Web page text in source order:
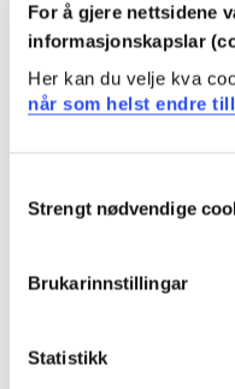
For å gjere nettsidene
informasjonskapslar
Her kan du velje kva
når som helst endre
Selection
Strengt nødvendige
Brukarinnstillingar
Statistikk
Semester: 5
MARA590
Semester: 6
Valemner 3.